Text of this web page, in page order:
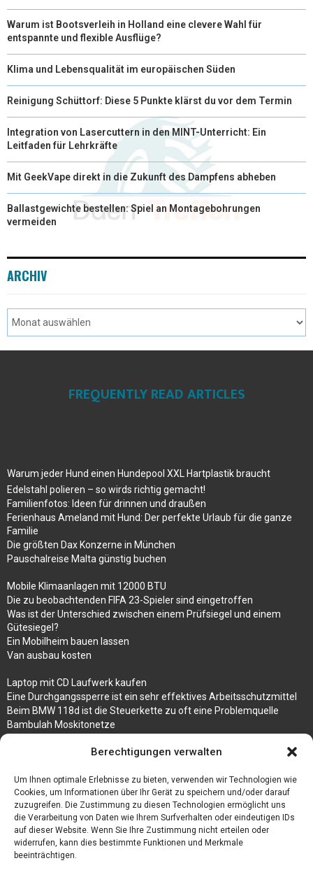
Berechtigungen verwalten
Um Ihnen optimale Erlebnisse zu bieten, verwenden wir Technologien wie
Cookies, um Informationen über Ihr Gerät zu speichern und/oder darauf
zuzugreifen. Die Zustimmung zu diesen Technologien ermöglicht uns
die Verarbeitung von Daten wie Ihrem Surfverhalten oder eindeutigen IDs
auf dieser Website. Wenn Sie Ihre Zustimmung nicht erteilen oder
widerrufen, kann dies bestimmte Funktionen und Merkmale
beeinträchtigen.
Warum ist Bootsverleih in Holland eine clevere Wahl für
entspannte und flexible Ausflüge?
Klima und Lebensqualität im europäischen Süden
Reinigung Schüttorf: Diese 5 Punkte klärst du vor dem Termin
Integration von Lasercuttern in den MINT-Unterricht: Ein
Leitfaden für Lehrkräfte
Mit GeekVape direkt in die Zukunft des Dampfens abheben
Ballastgewichte bestellen: Spiel an Montagebohrungen
vermeiden
ARCHIV
FREQUENTLY READ ARTICLES
Warum jeder Hund einen Hundepool XXL Hartplastik braucht
Edelstahl polieren – so wirds richtig gemacht!
Familienfotos: Ideen für drinnen und draußen
Ferienhaus Ameland mit Hund: Der perfekte Urlaub für die ganze
Familie
Die größten Dax Konzerne in München
Pauschalreise Malta günstig buchen
Mobile Klimaanlagen mit 12000 BTU
Die zu beobachtenden FIFA 23-Spieler sind eingetroffen
Was ist der Unterschied zwischen einem Prüfsiegel und einem
Gütesiegel?
Ein Mobilheim bauen lassen
Van ausbau kosten
Laptop mit CD Laufwerk kaufen
Eine Durchgangssperre ist ein sehr effektives Arbeitsschutzmittel
Beim BMW 118d ist die Steuerkette zu oft eine Problemquelle
Bambulah Moskitonetze
Test Toilettensitz – Helfen Sie Ihren Senioren
Personalhandbuch
10 Tipps um einen guten Eindruck zu machen
Sahnemaschine